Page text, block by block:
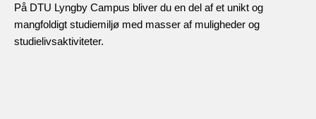
På DTU Lyngby Campus bliver du en del af et unikt og
mangfoldigt studiemiljø med masser af muligheder og
studielivsaktiviteter.